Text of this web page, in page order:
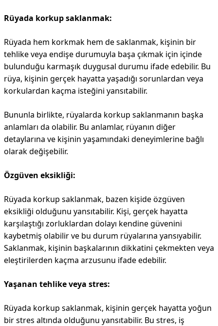
Rüyada korkup saklanmak:
Rüyada hem korkmak hem de saklanmak, kişinin bir
tehlike veya endişe durumuyla başa çıkmak için içinde
bulunduğu karmaşık duygusal durumu ifade edebilir. Bu
rüya, kişinin gerçek hayatta yaşadığı sorunlardan veya
korkulardan kaçma isteğini yansıtabilir.
Bununla birlikte, rüyalarda korkup saklanmanın başka
anlamları da olabilir. Bu anlamlar, rüyanın diğer
detaylarına ve kişinin yaşamındaki deneyimlerine bağlı
olarak değişebilir.
Özgüven eksikliği:
Rüyada korkup saklanmak, bazen kişide özgüven
eksikliği olduğunu yansıtabilir. Kişi, gerçek hayatta
karşılaştığı zorluklardan dolayı kendine güvenini
kaybetmiş olabilir ve bu durum rüyalarına yansıyabilir.
Saklanmak, kişinin başkalarının dikkatini çekmekten veya
eleştirilerden kaçma arzusunu ifade edebilir.
Yaşanan tehlike veya stres:
Rüyada korkup saklanmak, kişinin gerçek hayatta yoğun
bir stres altında olduğunu yansıtabilir. Bu stres, iş